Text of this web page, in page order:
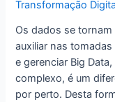
Transformação
Os dados se
auxiliar nas
e gerenciar Big
complexo, é um
por perto. Desta